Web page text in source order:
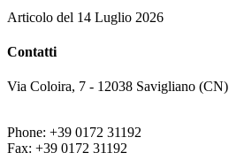
Articolo del 14 Luglio 2026
Contatti
Via Coloira, 7 - 12038 Savigliano (CN)
Phone: +39 0172 31192
Fax: +39 0172 31192